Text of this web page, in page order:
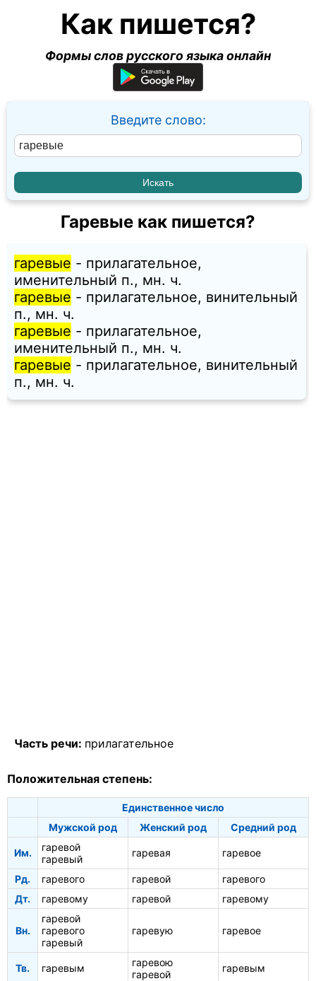
Как пишется?
Формы слов русского языка онлайн
Введите слово:
Гаревые как пишется?
гаревые - прилагательное,
именительный п., мн. ч.
гаревые - прилагательное, винительный
п., мн. ч.
гаревые - прилагательное,
именительный п., мн. ч.
гаревые - прилагательное, винительный
п., мн. ч.
Часть речи: прилагательное
Положительная степень:
Единственное число
Мужской род
Женский род Средний род
Им.
гаревой
гаревый
гаревая гаревое
Рд. гаревого гаревой
гаревого
Дт.
гаревому гаревой гаревому
Вн.
гаревой
гаревого
гаревый
гаревую гаревое
Тв. гаревым
гаревою
гаревой
гаревым